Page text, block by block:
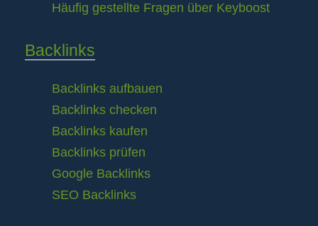
Häufig gestellte Fragen über Keyboost
Backlinks
Backlinks aufbauen
Backlinks checken
Backlinks kaufen
Backlinks prüfen
Google Backlinks
SEO Backlinks